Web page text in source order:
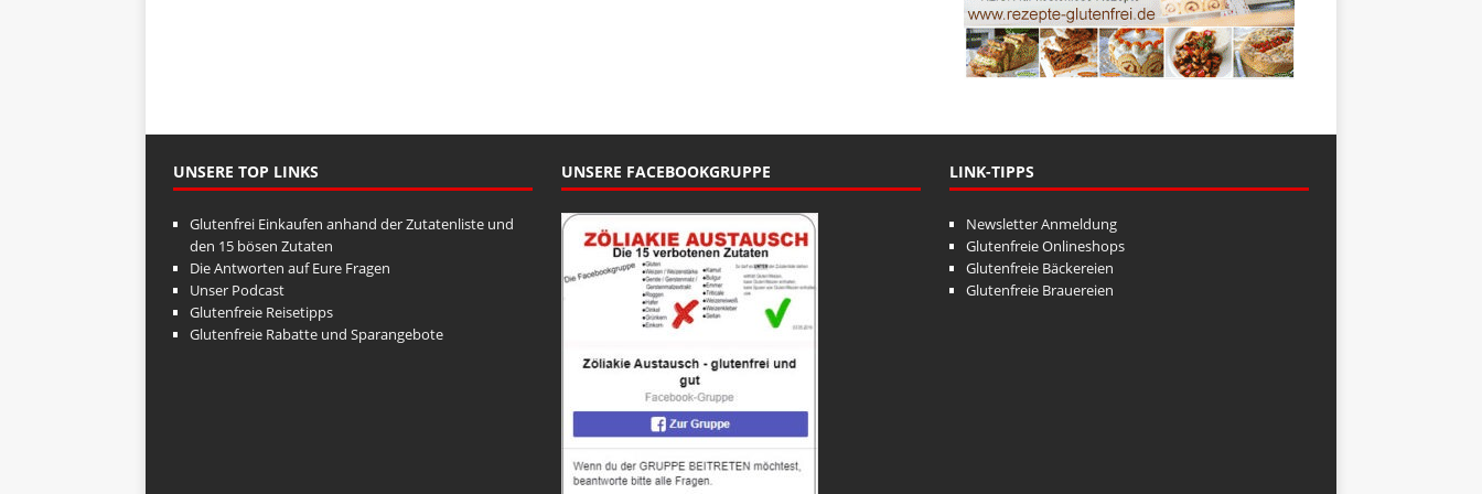
UNSERE TOP LINKS
Glutenfrei Einkaufen anhand der Zutatenliste und
den 15 bösen Zutaten
Die Antworten auf Eure Fragen
Unser Podcast
Glutenfreie Reisetipps
Glutenfreie Rabatte und Sparangebote
UNSERE FACEBOOKGRUPPE LINK-TIPPS
Newsletter Anmeldung
Glutenfreie Onlineshops
Glutenfreie Bäckereien
Glutenfreie Brauereien